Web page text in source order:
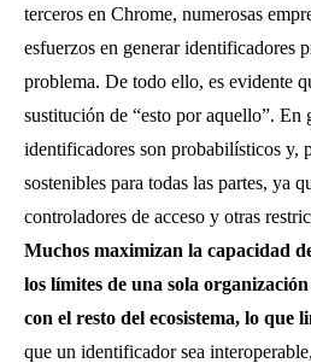
terceros en Chrome, numerosas
esfuerzos en generar identificadores
problema. De todo ello, es evidente
sustitución de “esto por aquello”. En
identificadores son probabilísticos y,
sostenibles para todas las partes, ya
controladores de acceso y otras
Muchos maximizan la capacidad
los límites de una sola
con el resto del ecosistema, lo que
que un identificador sea